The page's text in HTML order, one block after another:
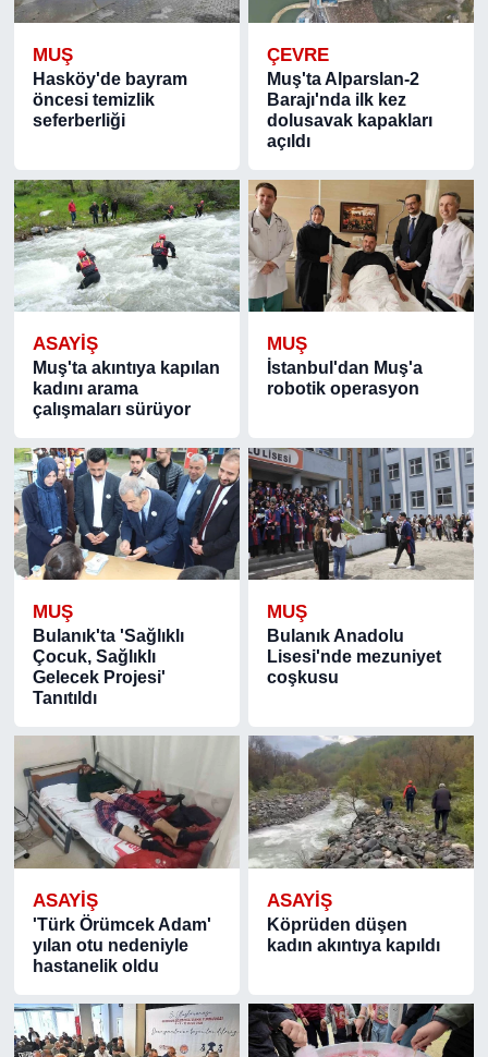
MUŞ
Hasköy'de bayram
öncesi temizlik
seferberliği
ÇEVRE
Muş'ta Alparslan-2
Barajı'nda ilk kez
dolusavak kapakları
açıldı
ASAYIŞ
Muş'ta akıntıya kapılan
kadını arama
çalışmaları sürüyor
MUŞ
İstanbul'dan Muş'a
robotik operasyon
MUŞ
Bulanık'ta 'Sağlıklı
Çocuk, Sağlıklı
Gelecek Projesi'
Tanıtıldı
MUŞ
Bulanık Anadolu
Lisesi'nde mezuniyet
coşkusu
ASAYIŞ
'Türk Örümcek Adam'
yılan otu nedeniyle
hastanelik oldu
ASAYIŞ
Köprüden düşen
kadın akıntıya kapıldı